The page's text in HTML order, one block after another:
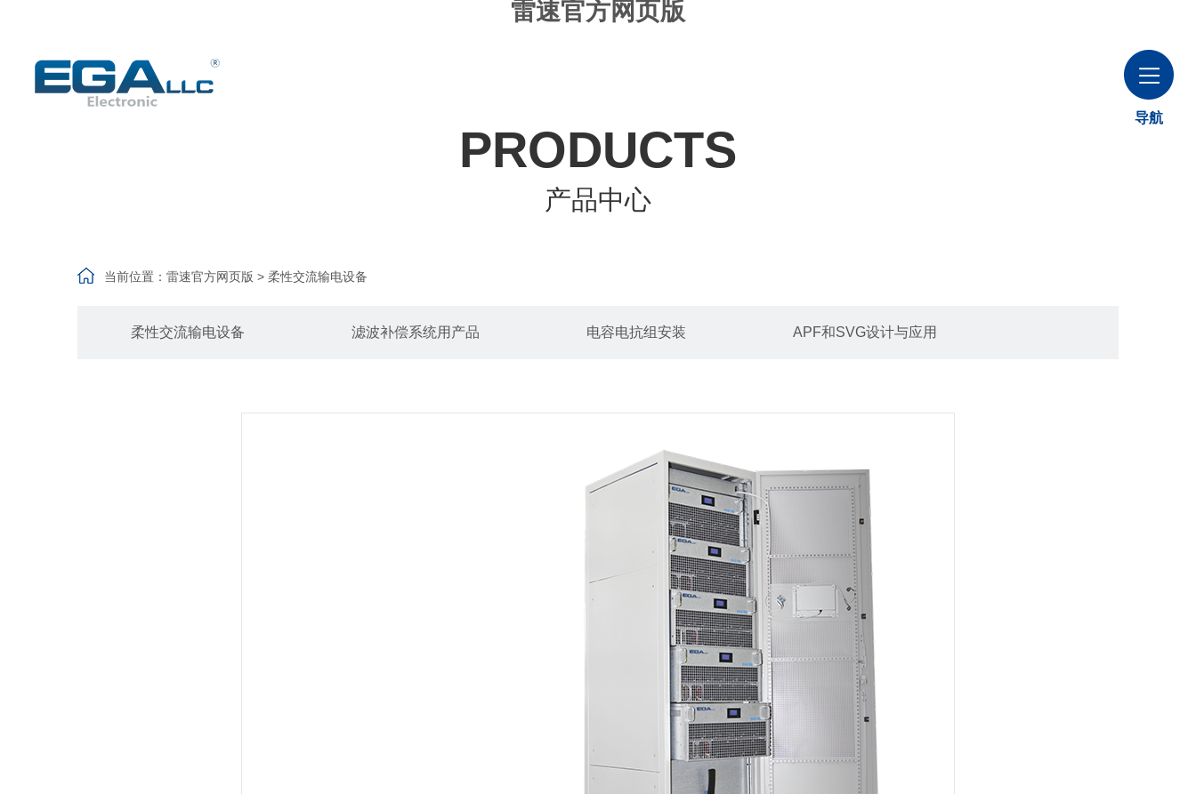
雷速官方网页版
导航
PRODUCTS
产品中心
当前位置： 雷速官方网页版 > 柔性交流输电设备
柔性交流输电设备 滤波补偿系统用产品 电容电抗组安装 APF和SVG设计与应用